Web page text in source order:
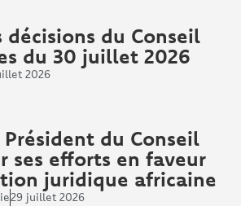
décisions du Conseil
du 30 juillet 2026
2026
du Conseil
ses efforts en faveur
juridique africaine
29 juillet 2026